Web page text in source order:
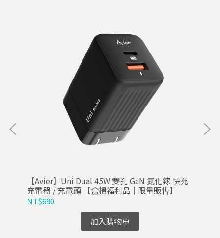
【Avier】Uni Dual 45W 雙孔 GaN 氮化鎵 快充
充電器 / 充電頭 【盒損福利品｜限量販售】
NT$690
加入購物車